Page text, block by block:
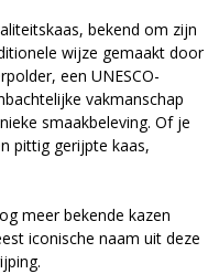
bekend om zijn
wijze gemaakt door
een UNESCO-
vakmanschap
smaakbeleving. Of je
pittig gerijpte kaas,
meer bekende kazen
iconische naam uit deze